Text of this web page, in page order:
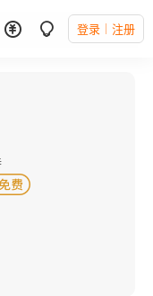
登录 注册